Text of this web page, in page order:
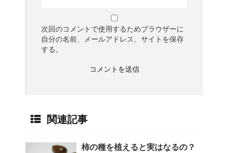
次回のコメントで使用するためブラウザーに
自分の名前、メールアドレス、サイトを保存
する。
関連記事
柿の種を植えると実はなるの？